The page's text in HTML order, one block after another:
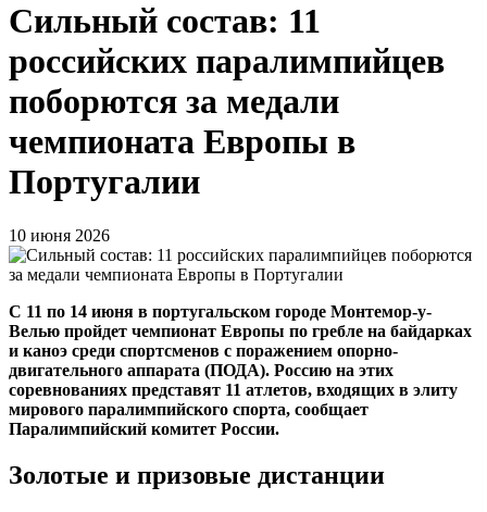
Сильный состав: 11
российских паралимпийцев
поборются за медали
чемпионата Европы в
Португалии
10 июня 2026
С 11 по 14 июня в португальском городе Монтемор-у-
Велью пройдет чемпионат Европы по гребле на байдарках
и каноэ среди спортсменов с поражением опорно-
двигательного аппарата (ПОДА). Россию на этих
соревнованиях представят 11 атлетов, входящих в элиту
мирового паралимпийского спорта, сообщает
Паралимпийский комитет России.
Золотые и призовые дистанции